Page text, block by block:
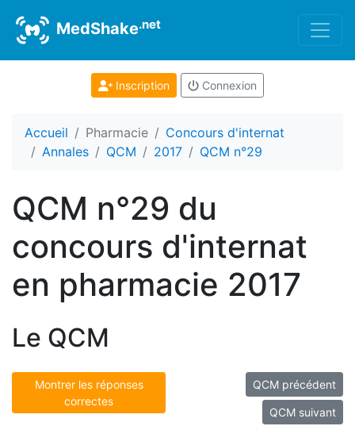
MedShake.net
Inscription Connexion
Accueil Pharmacie
Concours d'internat
Annales
QCM 2017 QCM n°29
QCM n°29 du
concours d'internat
en pharmacie 2017
Le QCM
Montrer les réponses
correctes
QCM précédent
QCM suivant